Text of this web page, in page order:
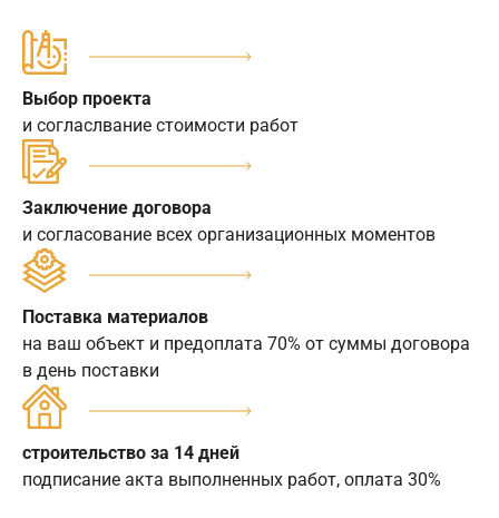
Выбор проекта
и согласлвание стоимости работ
Заключение договора
и согласование всех организационных моментов
Поставка материалов
на ваш объект и предоплата 70% от суммы договора
в день поставки
строительство за 14 дней
подписание акта выполненных работ, оплата 30%